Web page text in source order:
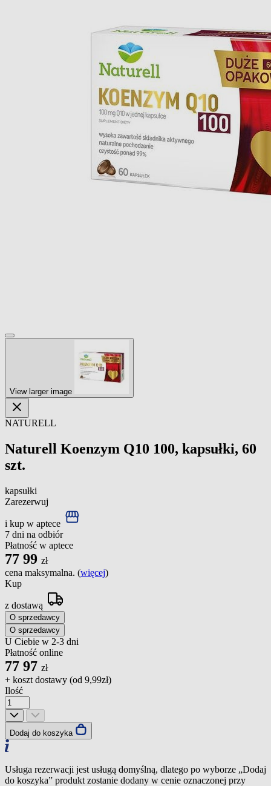
View larger image
NATURELL
Naturell Koenzym Q10 100, kapsułki, 60
szt.
kapsułki
Zarezerwuj
i kup w aptece
7 dni na odbiór
Płatność w aptece
77 99 zł
cena maksymalna. (więcej)
Kup
z dostawą
O sprzedawcy
O sprzedawcy
U Ciebie w 2-3 dni
Płatność online
77 97 zł
+ koszt dostawy (od 9,99zł)
Ilość
Dodaj do koszyka
Usługa rezerwacji jest usługą domyślną, dlatego po wyborze „Dodaj
do koszyka” produkt zostanie dodany w cenie oznaczonej przy